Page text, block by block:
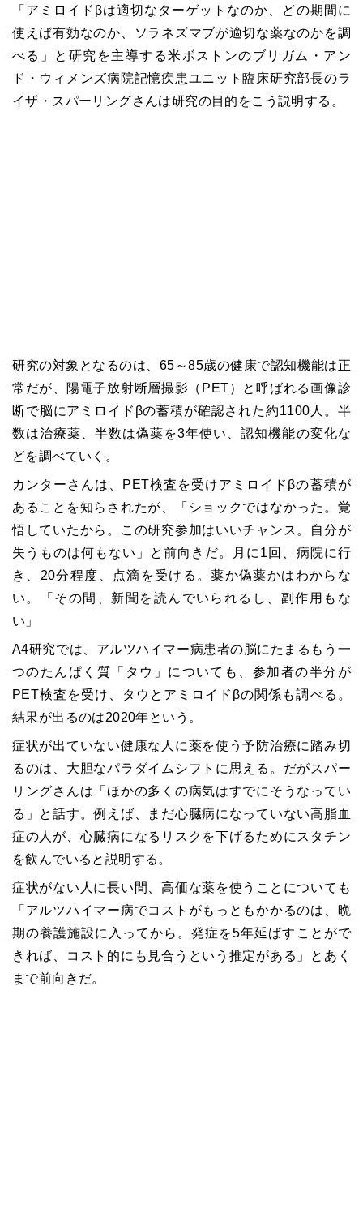
「アミロイドβは適切なターゲットなのか、どの期間に
使えば有効なのか、ソラネズマブが適切な薬なのかを調
べる」と研究を主導する米ボストンのブリガム・アン
ド・ウィメンズ病院記憶疾患ユニット臨床研究部長のラ
イザ・スパーリングさんは研究の目的をこう説明する。
研究の対象となるのは、65～85歳の健康で認知機能は正
常だが、陽電子放射断層撮影（PET）と呼ばれる画像診
断で脳にアミロイドβの蓄積が確認された約1100人。半
数は治療薬、半数は偽薬を3年使い、認知機能の変化な
どを調べていく。
カンターさんは、PET検査を受けアミロイドβの蓄積が
あることを知らされたが、「ショックではなかった。覚
悟していたから。この研究参加はいいチャンス。自分が
失うものは何もない」と前向きだ。月に1回、病院に行
き、20分程度、点滴を受ける。薬か偽薬かはわからな
い。「その間、新聞を読んでいられるし、副作用もな
い」
A4研究では、アルツハイマー病患者の脳にたまるもう一
つのたんぱく質「タウ」についても、参加者の半分が
PET検査を受け、タウとアミロイドβの関係も調べる。
結果が出るのは2020年という。
症状が出ていない健康な人に薬を使う予防治療に踏み切
るのは、大胆なパラダイムシフトに思える。だがスパー
リングさんは「ほかの多くの病気はすでにそうなってい
る」と話す。例えば、まだ心臓病になっていない高脂血
症の人が、心臓病になるリスクを下げるためにスタチン
を飲んでいると説明する。
症状がない人に長い間、高価な薬を使うことについても
「アルツハイマー病でコストがもっともかかるのは、晩
期の養護施設に入ってから。発症を5年延ばすことがで
きれば、コスト的にも見合うという推定がある」とあく
まで前向きだ。